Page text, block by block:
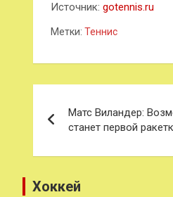
Источник: gotennis.ru
Метки: Теннис
по
записям
Матс Виландер:
станет первой
Хоккей